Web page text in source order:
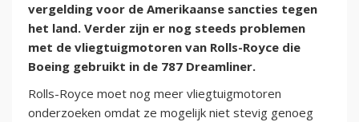
vergelding voor de Amerikaanse sancties tegen
het land. Verder zijn er nog steeds problemen
met de vliegtuigmotoren van Rolls-Royce die
Boeing gebruikt in de 787 Dreamliner.
Rolls-Royce moet nog meer vliegtuigmotoren
onderzoeken omdat ze mogelijk niet stevig genoeg